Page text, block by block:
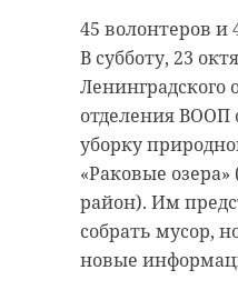
45 волонтеров и
В субботу, 23
Ленинградского
отделения ВООП
уборку
«Раковые
район). Им
собрать мусор,
новые
жестоком
в Санкт-
воскресенье, 24
полицию
Северной
сообщение от
По словам 14-
В субботу 23
дождливую
состоялась
Напротив школы
высадили
Мероприятия
80-летию
десантников.